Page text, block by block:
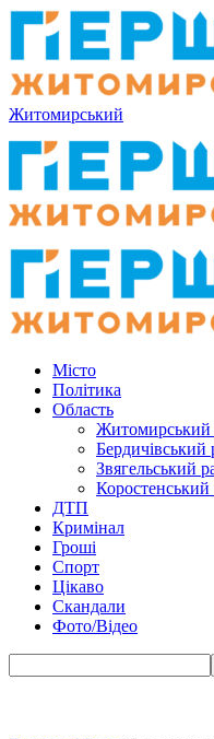
Житомирський
Місто
Політика
Область
Житомирський
Бердичівський
Звягельський
Коростенський
ДТП
Кримінал
Гроші
Спорт
Цікаво
Скандали
Фото/Відео